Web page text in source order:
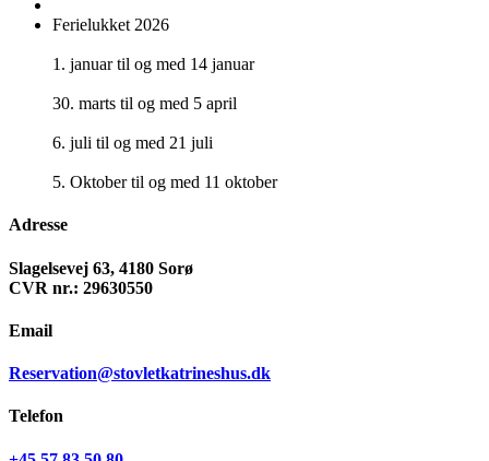
Ferielukket 2026
1. januar til og med 14 januar
30. marts til og med 5 april
6. juli til og med 21 juli
5. Oktober til og med 11 oktober
Adresse
Slagelsevej 63, 4180 Sorø
CVR nr.: 29630550
Email
Reservation@stovletkatrineshus.dk
Telefon